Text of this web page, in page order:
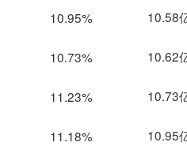
10.95% 10.58
10.73% 10.62
11.23% 10.73
11.18% 10.95